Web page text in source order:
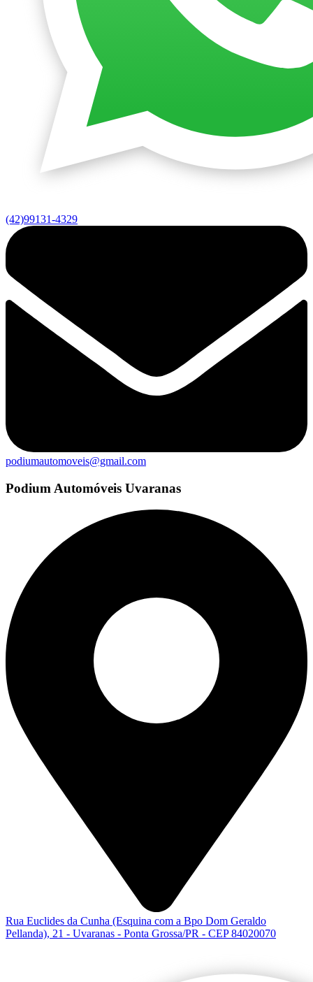
(42)99131-4329
podiumautomoveis@gmail.com
Podium Automóveis Uvaranas
Rua Euclides da Cunha (Esquina com a Bpo Dom Geraldo
Pellanda), 21 - Uvaranas - Ponta Grossa/PR - CEP 84020070